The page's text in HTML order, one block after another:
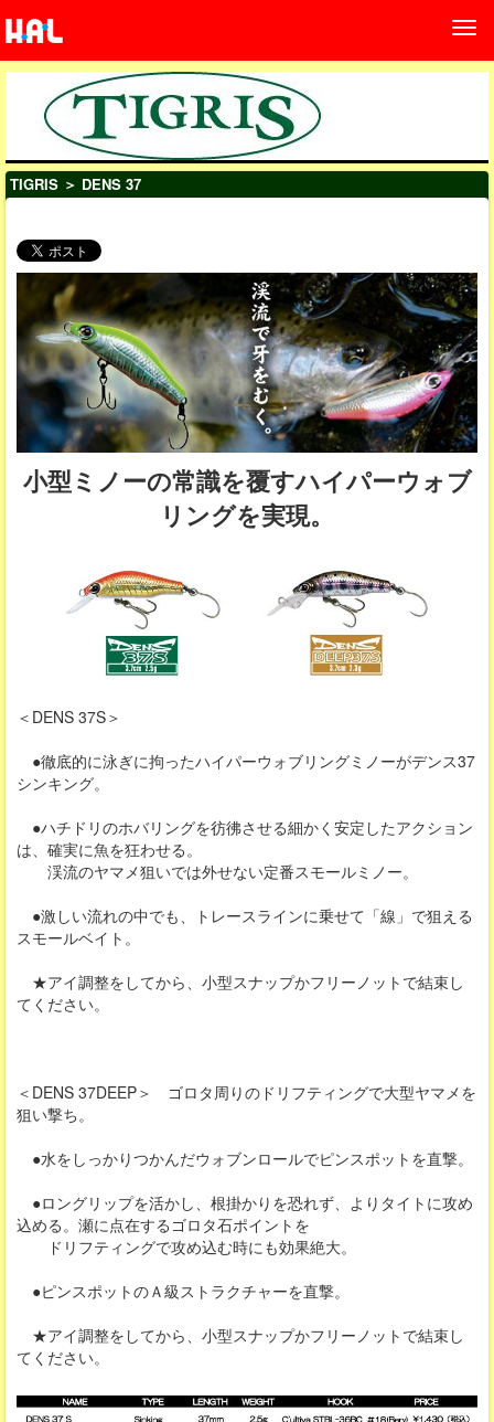
TIGRIS ＞ DENS 37
小型ミノーの常識を覆すハイパーウォブ
リングを実現。
＜DENS 37S＞
●徹底的に泳ぎに拘ったハイパーウォブリングミノーがデンス37
シンキング。
●ハチドリのホバリングを彷彿させる細かく安定したアクション
は、確実に魚を狂わせる。
渓流のヤマメ狙いでは外せない定番スモールミノー。
●激しい流れの中でも、トレースラインに乗せて「線」で狙える
スモールベイト。
★アイ調整をしてから、小型スナップかフリーノットで結束し
てください。
＜DENS 37DEEP＞ ゴロタ周りのドリフティングで大型ヤマメを
狙い撃ち。
●水をしっかりつかんだウォブンロールでピンスポットを直撃。
●ロングリップを活かし、根掛かりを恐れず、よりタイトに攻め
込める。瀬に点在するゴロタ石ポイントを
ドリフティングで攻め込む時にも効果絶大。
●ピンスポットのＡ級ストラクチャーを直撃。
★アイ調整をしてから、小型スナップかフリーノットで結束し
てください。